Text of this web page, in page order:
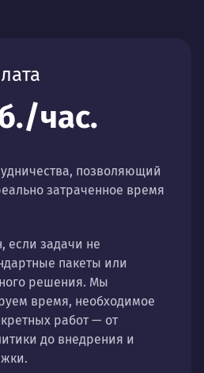
час.
позволяющий
затраченное время
если задачи не
пакеты или
решения. Мы
время, необходимое
работ — от
до внедрения и